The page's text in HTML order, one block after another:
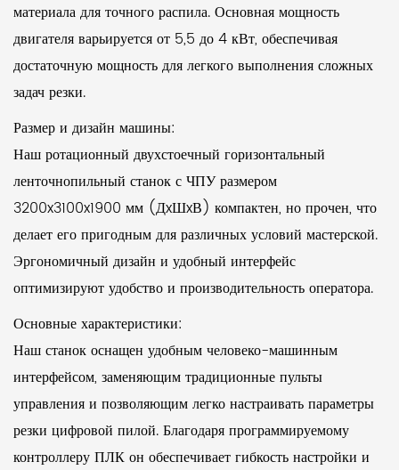
материала для точного распила. Основная мощность
двигателя варьируется от 5,5 до 4 кВт, обеспечивая
достаточную мощность для легкого выполнения сложных
задач резки.
Размер и дизайн машины:
Наш ротационный двухстоечный горизонтальный
ленточнопильный станок с ЧПУ размером
3200x3100x1900 мм (ДxШxВ) компактен, но прочен, что
делает его пригодным для различных условий мастерской.
Эргономичный дизайн и удобный интерфейс
оптимизируют удобство и производительность оператора.
Основные характеристики:
Наш станок оснащен удобным человеко-машинным
интерфейсом, заменяющим традиционные пульты
управления и позволяющим легко настраивать параметры
резки цифровой пилой. Благодаря программируемому
контроллеру ПЛК он обеспечивает гибкость настройки и